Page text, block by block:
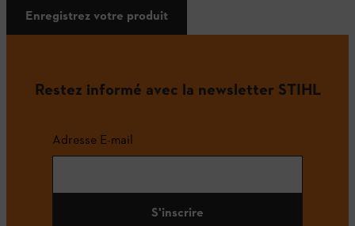
Enregistrez votre produit
Restez informé avec la newsletter STIHL
Adresse E-mail
S'inscrire